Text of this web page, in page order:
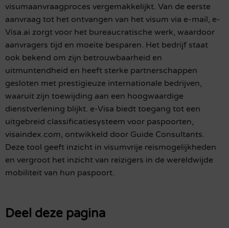
visumaanvraagproces vergemakkelijkt. Van de eerste
aanvraag tot het ontvangen van het visum via e-mail, e-
Visa.ai zorgt voor het bureaucratische werk, waardoor
aanvragers tijd en moeite besparen. Het bedrijf staat
ook bekend om zijn betrouwbaarheid en
uitmuntendheid en heeft sterke partnerschappen
gesloten met prestigieuze internationale bedrijven,
waaruit zijn toewijding aan een hoogwaardige
dienstverlening blijkt. e-Visa biedt toegang tot een
uitgebreid classificatiesysteem voor paspoorten,
visaindex.com, ontwikkeld door Guide Consultants.
Deze tool geeft inzicht in visumvrije reismogelijkheden
en vergroot het inzicht van reizigers in de wereldwijde
mobiliteit van hun paspoort.
Deel deze pagina